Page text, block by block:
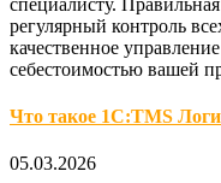
регулярный контроль
качественное
себестоимостью вашей
Что такое 1С:TMS
05.03.2026